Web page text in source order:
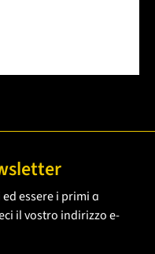
essere i primi a
il vostro indirizzo e-